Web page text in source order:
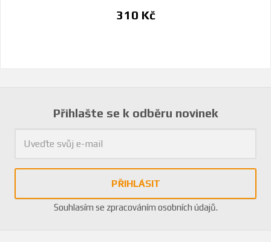
310 Kč
Přihlašte se k odběru novinek
PŘIHLÁSIT
Souhlasím se zpracováním osobních údajů.